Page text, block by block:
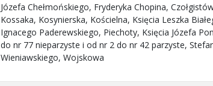
Józefa Chełmońskiego, Fryderyka Chopina,
Kossaka, Kosynierska, Kościelna, Księcia Leszka
Ignacego Paderewskiego, Piechoty, Księcia Józefa
do nr 77 nieparzyste i od nr 2 do nr 42 parzyste,
Wieniawskiego, Wojskowa